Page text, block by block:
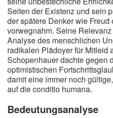
Seiten der Existenz und sein
der spätere Denker wie Freud
vorwegnahm. Seine
Analyse des menschlichen
radikalen Plädoyer für Mitleid
Schopenhauer dachte gegen
optimistischen
damit eine immer noch
auf die conditio humana.
Bedeutungsanalyse